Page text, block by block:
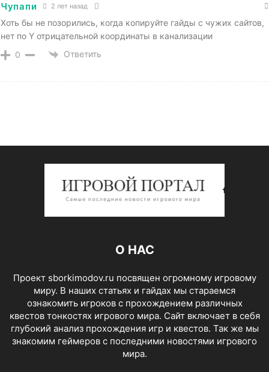
Чупапи 2 лет назад
Хоть бы не позорились, когда копируйте гайды с чужих сайтов,
нет по Y отрицательной координаты в канализации
0
Ответить
О НАС
Проект sborkimodov.ru посвящен огромному игровому
миру. В наших статьях и гайдах мы стараемся
ознакомить игроков с прохождением различных
квестов тонкостях игрового мира. Сайт включает в себя
глубокий анализ прохождения игр и квестов. Так же мы
знакомим геймеров с последними новостями игрового
мира.